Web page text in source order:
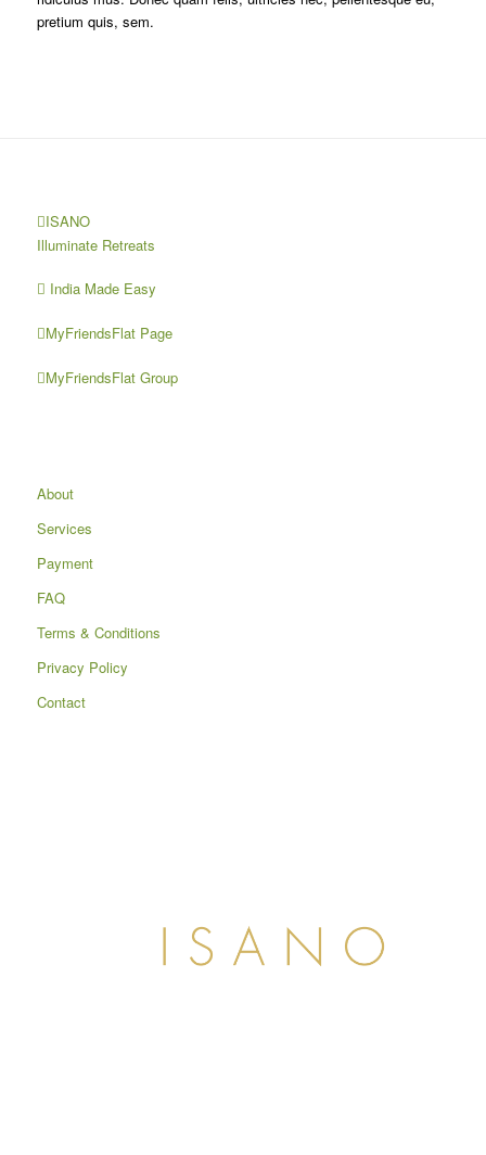
pretium quis, sem.
ISANO
Illuminate Retreats
India Made Easy
MyFriendsFlat Page
MyFriendsFlat Group
About
Services
Payment
FAQ
Terms & Conditions
Privacy Policy
Contact